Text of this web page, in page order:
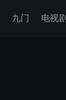
九门 电视剧